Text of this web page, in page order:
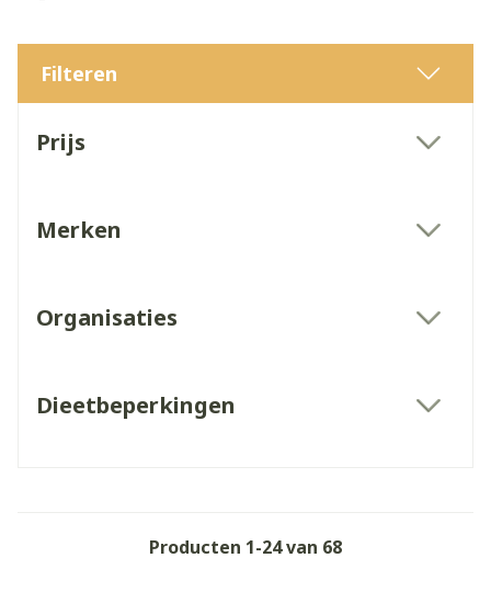
Filteren
Prijs
Merken
Organisaties
Dieetbeperkingen
Producten 1-24van 68